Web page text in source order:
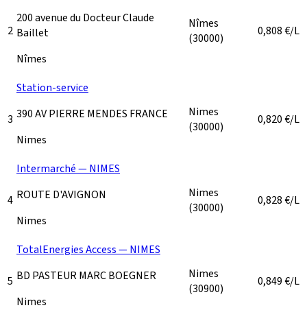
2
200 avenue du Docteur Claude
Baillet
Nîmes
Nîmes
(30000)
0,808€/L
3
Station-service
390 AV PIERRE MENDES FRANCE
Nimes
Nimes
(30000)
0,820€/L
4
Intermarché — NIMES
ROUTE D'AVIGNON
Nimes
Nimes
(30000)
0,828€/L
5
TotalEnergies Access — NIMES
BD PASTEUR MARC BOEGNER
Nimes
Nimes
(30900)
0,849€/L